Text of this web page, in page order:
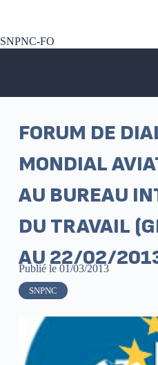
SNPNC-FO
FORUM DE
MONDIAL
AU BUREAU
DU TRAVAIL
AU 22/02/
Publié le 01/03/2013
SNPNC